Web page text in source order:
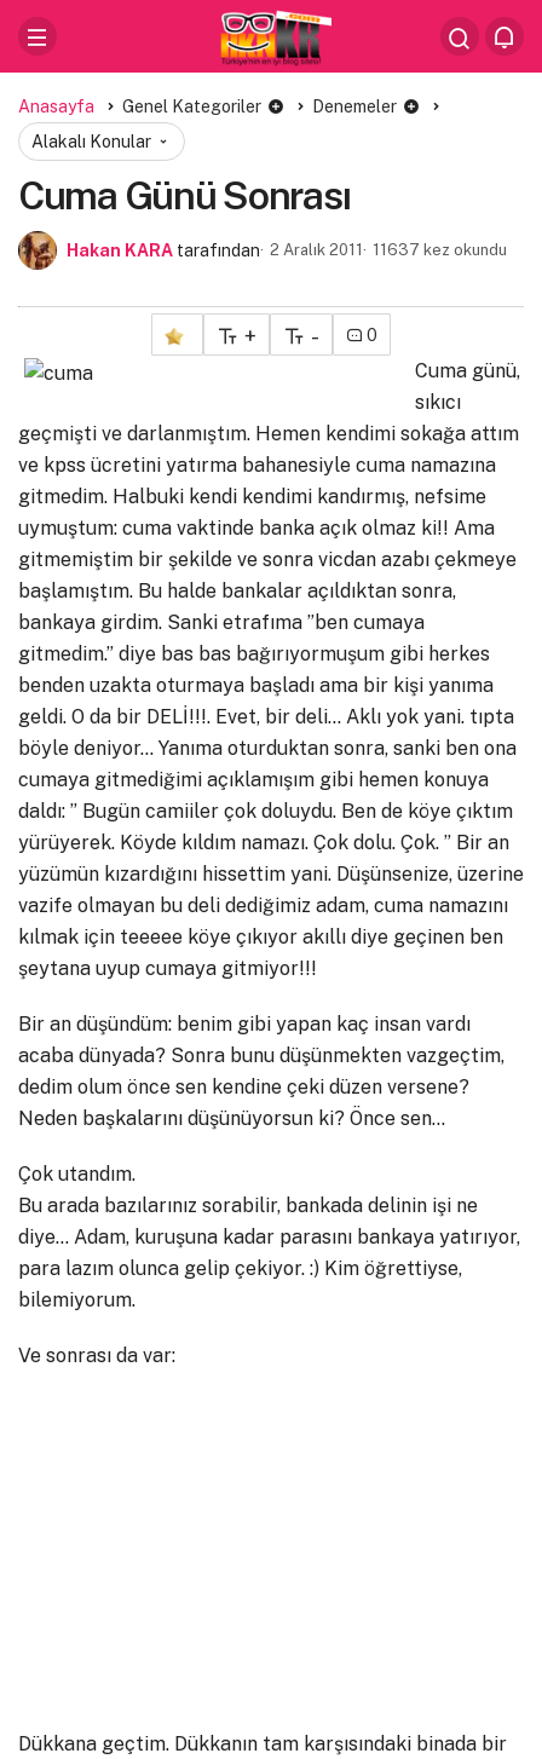
Anasayfa Genel Kategoriler
Denemeler
Alakalı Konular
Cuma Günü Sonrası
Hakan KARA tarafından 2 Aralık 2011 11637 kez okundu
+ - 0
Cuma günü,
sıkıcı
geçmişti ve darlanmıştım. Hemen kendimi sokağa attım
ve kpss ücretini yatırma bahanesiyle cuma namazına
gitmedim. Halbuki kendi kendimi kandırmış, nefsime
uymuştum: cuma vaktinde banka açık olmaz ki!! Ama
gitmemiştim bir şekilde ve sonra vicdan azabı çekmeye
başlamıştım. Bu halde bankalar açıldıktan sonra,
bankaya girdim. Sanki etrafıma ”ben cumaya
gitmedim.” diye bas bas bağırıyormuşum gibi herkes
benden uzakta oturmaya başladı ama bir kişi yanıma
geldi. O da bir DELİ!!!. Evet, bir deli… Aklı yok yani. tıpta
böyle deniyor… Yanıma oturduktan sonra, sanki ben ona
cumaya gitmediğimi açıklamışım gibi hemen konuya
daldı: ” Bugün camiiler çok doluydu. Ben de köye çıktım
yürüyerek. Köyde kıldım namazı. Çok dolu. Çok. ” Bir an
yüzümün kızardığını hissettim yani. Düşünsenize, üzerine
vazife olmayan bu deli dediğimiz adam, cuma namazını
kılmak için teeeee köye çıkıyor akıllı diye geçinen ben
şeytana uyup cumaya gitmiyor!!!
Bir an düşündüm: benim gibi yapan kaç insan vardı
acaba dünyada? Sonra bunu düşünmekten vazgeçtim,
dedim olum önce sen kendine çeki düzen versene?
Neden başkalarını düşünüyorsun ki? Önce sen…
Çok utandım.
Bu arada bazılarınız sorabilir, bankada delinin işi ne
diye… Adam, kuruşuna kadar parasını bankaya yatırıyor,
para lazım olunca gelip çekiyor. :) Kim öğrettiyse,
bilemiyorum.
Ve sonrası da var:
Dükkana geçtim. Dükkanın tam karşısındaki binada bir